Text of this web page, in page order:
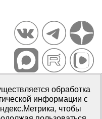
2007–2026
ФС77-66447 от 14 июля
обработка
информации с
чтобы